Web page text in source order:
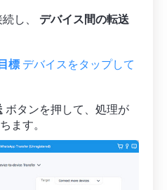
し、 デバイス間の転送
目標 デバイスをタップして
ボタンを押して、処理が
ます。